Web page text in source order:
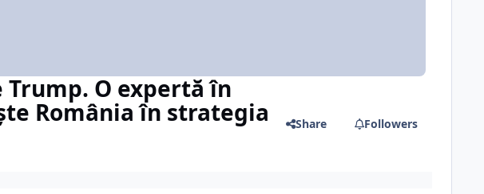
Trump. O expertă în
România în strategia Share Followers